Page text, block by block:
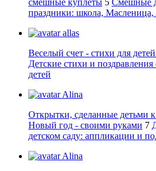
праздники: школа, Масленица,
allas
Веселый счет - стихи для
Детские стихи и
детей
Alina
Открытки, сделанные детьми
Новый год - своими руками 7
детском саду: аппликации и
Alina